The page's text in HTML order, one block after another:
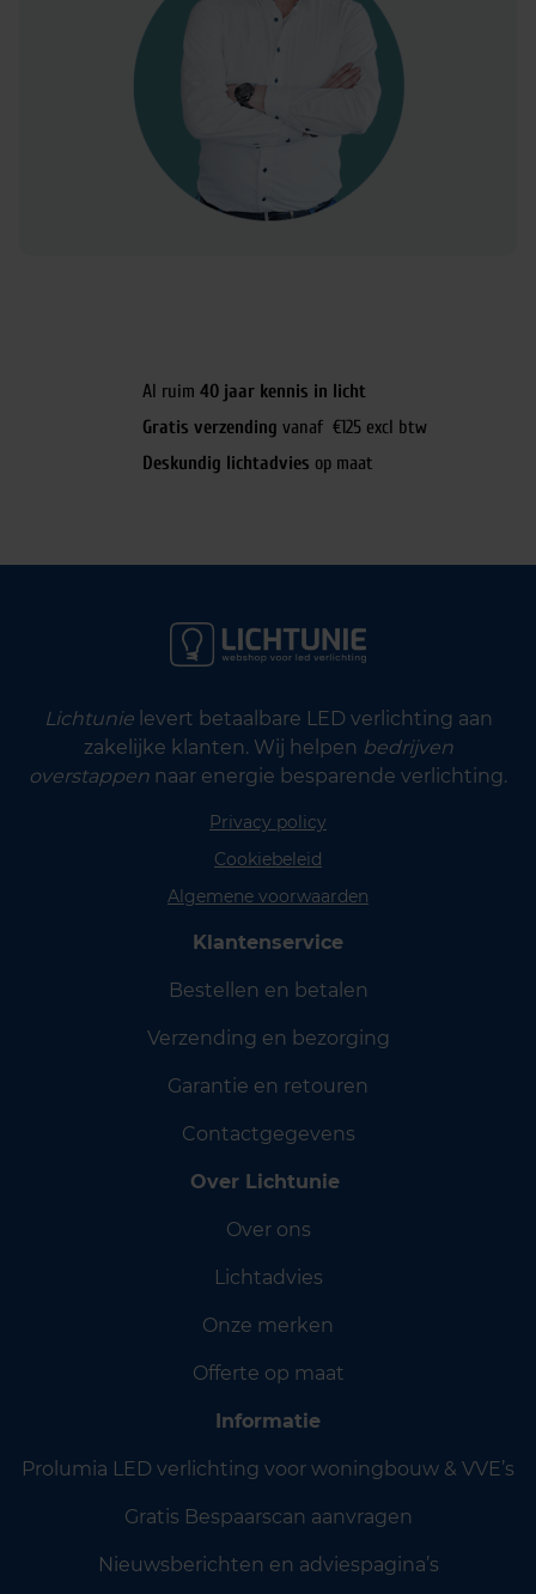
Al ruim 40 jaar kennis in licht
Gratis verzending vanaf €125 excl btw
Deskundig lichtadvies op maat
Lichtunielevert betaalbare LED verlichting aan
zakelijke klanten. Wij helpen bedrijven
overstappen naar energie besparende verlichting.
Privacy policy
Cookiebeleid
Algemene voorwaarden
Klantenservice
Bestellen en betalen
Verzending en bezorging
Garantie en retouren
Contactgegevens
Over Lichtunie
Over ons
Lichtadvies
Onze merken
Offerte op maat
Informatie
Prolumia LED verlichting voor woningbouw & VVE’s
Gratis Bespaarscan aanvragen
Nieuwsberichten en adviespagina’s